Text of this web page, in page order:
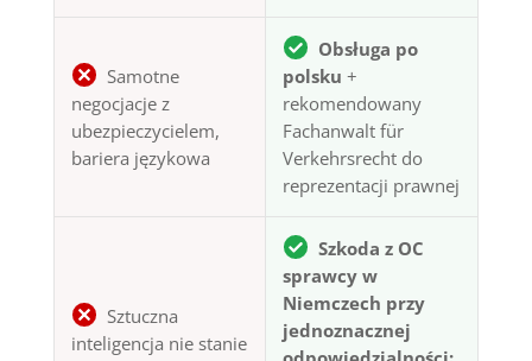
Samotne
negocjacje z
ubezpieczycielem,
bariera językowa
Obsługa po
polsku +
rekomendowany
Fachanwalt für
Verkehrsrecht do
reprezentacji prawnej
Sztuczna
inteligencja nie stanie
Szkoda z OC
sprawcy w
Niemczech przy
jednoznacznej